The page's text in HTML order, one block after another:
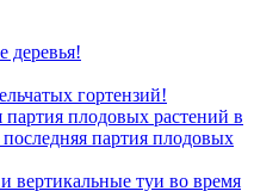
деревья!
гортензий!
плодовых растений в
партия плодовых
вертикальные туи во время